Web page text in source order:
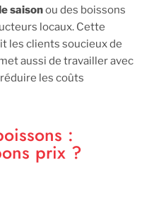
saisonou des boissons
locaux. Cette
les clients soucieux de
aussi de travailler avec
les coûts
:
prix ?